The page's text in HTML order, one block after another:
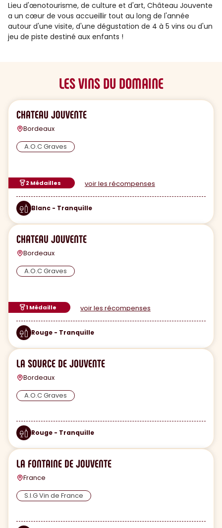
Lieu d'œnotourisme, de culture et d'art, Château Jouvente
a un cœur de vous accueillir tout au long de l'année
autour d'une visite, d'une dégustation de 4 à 5 vins ou d'un
jeu de piste destiné aux enfants !
LES VINS DU DOMAINE
CHATEAU JOUVENTE
Bordeaux
A.O.C Graves
2 Médailles voir les récompenses
Blanc - Tranquille
CHATEAU JOUVENTE
Bordeaux
A.O.C Graves
1 Médaille voir les récompenses
Rouge - Tranquille
LA SOURCE DE JOUVENTE
Bordeaux
A.O.C Graves
Rouge - Tranquille
LA FONTAINE DE JOUVENTE
France
S.I.G Vin de France